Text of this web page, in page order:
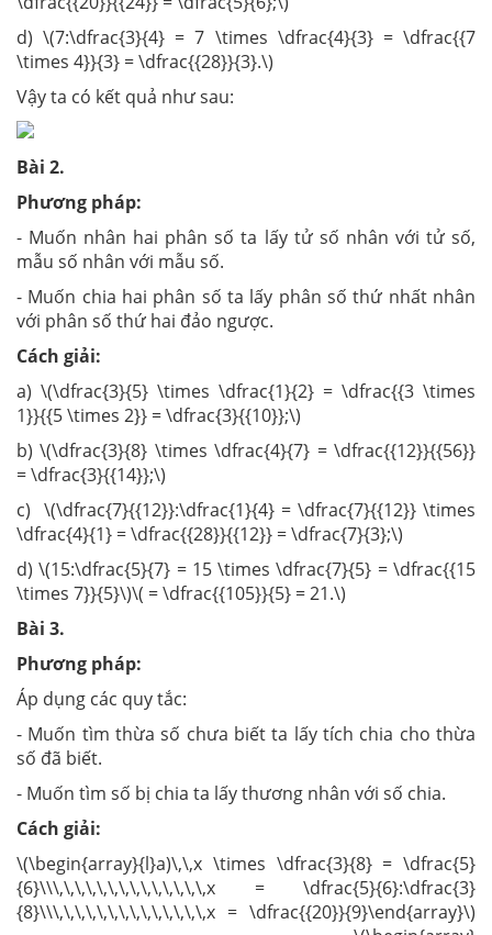
d) \(7:\dfrac{3}{4} = 7 \times \dfrac{4}{3} = \dfrac{{7
\times 4}}{3} = \dfrac{{28}}{3}.\)
Vậy ta có kết quả như sau:
Bài 2.
Phương pháp:
- Muốn nhân hai phân số ta lấy tử số nhân với tử số,
mẫu số nhân với mẫu số.
- Muốn chia hai phân số ta lấy phân số thứ nhất nhân
với phân số thứ hai đảo ngược.
Cách giải:
a) \(\dfrac{3}{5} \times \dfrac{1}{2} = \dfrac{{3 \times
1}}{{5 \times 2}} = \dfrac{3}{{10}};\)
b) \(\dfrac{3}{8} \times \dfrac{4}{7} = \dfrac{{12}}{{56}}
= \dfrac{3}{{14}};\)
c) \(\dfrac{7}{{12}}:\dfrac{1}{4} = \dfrac{7}{{12}} \times
\dfrac{4}{1} = \dfrac{{28}}{{12}} = \dfrac{7}{3};\)
d) \(15:\dfrac{5}{7} = 15 \times \dfrac{7}{5} = \dfrac{{15
\times 7}}{5}\)\( = \dfrac{{105}}{5} = 21.\)
Bài 3.
Phương pháp:
Áp dụng các quy tắc:
- Muốn tìm thừa số chưa biết ta lấy tích chia cho thừa
số đã biết.
- Muốn tìm số bị chia ta lấy thương nhân với số chia.
Cách giải:
\(\begin{array}{l}a)\,\,x \times \dfrac{3}{8} = \dfrac{5}
{6}\\\,\,\,\,\,\,\,\,\,\,\,\,\,\,x = \dfrac{5}{6}:\dfrac{3}
{8}\\\,\,\,\,\,\,\,\,\,\,\,\,\,\,x = \dfrac{{20}}{9}\end{array}\)